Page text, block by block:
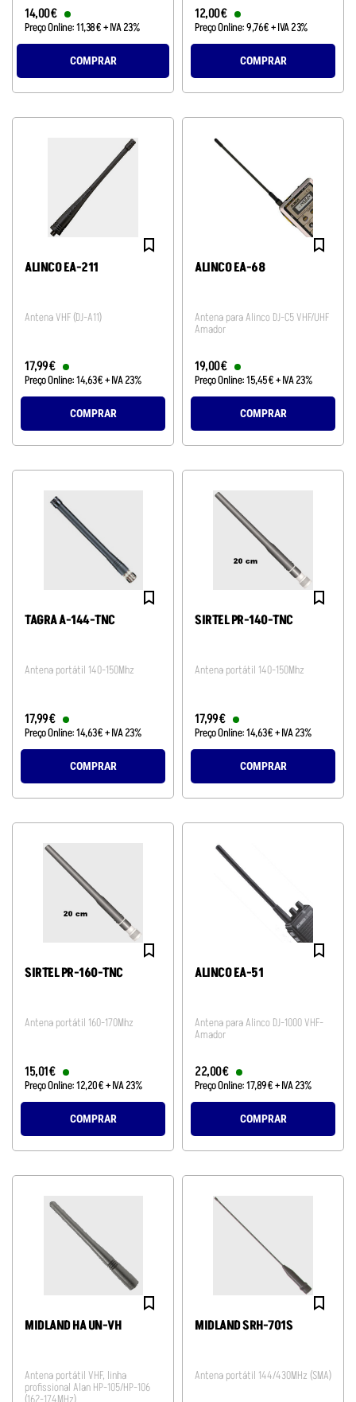
14,00€
Preço Online:11,38€+ IVA 23%
COMPRAR
12,00€
Preço Online:9,76€+ IVA 23%
COMPRAR
ALINCO EA-211
Antena VHF (DJ-A11)
17,99€
Preço Online:14,63€+ IVA 23%
COMPRAR
ALINCO EA-68
Antena para Alinco DJ-C5 VHF/UHF
Amador
19,00€
Preço Online:15,45€+ IVA 23%
COMPRAR
TAGRA A-144-TNC
Antena portátil 140-150Mhz
17,99€
Preço Online:14,63€+ IVA 23%
COMPRAR
SIRTEL PR-140-TNC
Antena portátil 140-150Mhz
17,99€
Preço Online:14,63€+ IVA 23%
COMPRAR
SIRTEL PR-160-TNC
Antena portátil 160-170Mhz
15,01€
Preço Online:12,20€+ IVA 23%
COMPRAR
ALINCO EA-51
Antena para Alinco DJ-1000 VHF-
Amador
22,00€
Preço Online:17,89€+ IVA 23%
COMPRAR
MIDLAND HA UN-VH
Antena portátil VHF, linha
profissional Alan HP-105/HP-106
MIDLAND SRH-701S
Antena portátil 144/430MHz (SMA)